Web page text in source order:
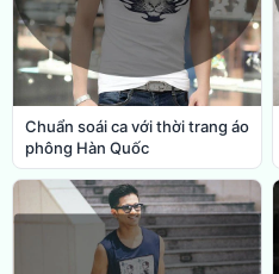
Chuẩn soái ca với thời trang áo
phông Hàn Quốc